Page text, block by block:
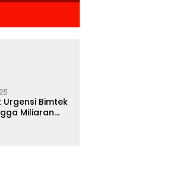
Urgensi Bimtek
Miliaran